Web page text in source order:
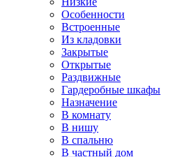
Особенности
Встроенные
Из кладовки
Закрытые
Открытые
Раздвижные
Гардеробные шкафы
Назначение
В комнату
В нишу
В спальню
В частный дом